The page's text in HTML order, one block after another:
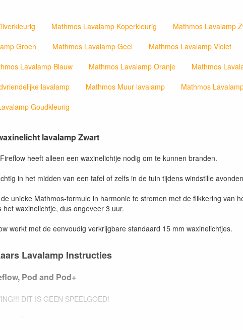
Mathmos Lavalamp Koperkleurig
Mathmos Lavalamp
Groen Mathmos Lavalamp Geel
Mathmos Lavalamp Violet
Lavalamp Blauw Mathmos Lavalamp Oranje
Mathmos
lavalamp Mathmos Muur lavalamp
Mathmos
Goudkleurig
lavalamp Zwart
heeft alleen een waxinelichtje nodig om te kunnen branden.
in het midden van een tafel of zelfs in de tuin tijdens windstille
unieke Mathmos-formule in harmonie te stromen met de flikkering van
het waxinelichtje, dus ongeveer 3 uur.
werkt met de eenvoudig verkrijgbare standaard 15 mm waxinelichtjes.
Lavalamp Instructies
Pod and Pod+
DIT IS GEEN SPEELGOED!